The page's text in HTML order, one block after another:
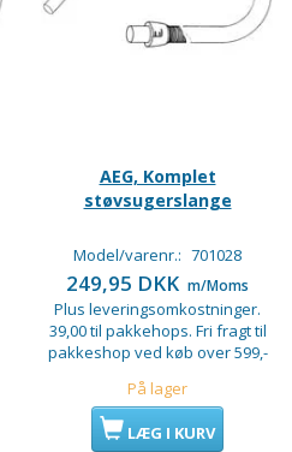
AEG, Komplet
støvsugerslange
Model/varenr.: 701028
249,95 DKK m/Moms
Plus leveringsomkostninger.
39,00 til pakkehops. Fri fragt til
pakkeshop ved køb over 599,-
På lager
LÆG I KURV